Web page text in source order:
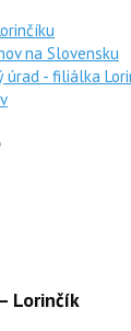
na Slovensku
úrad - filiálka
Lorinčík